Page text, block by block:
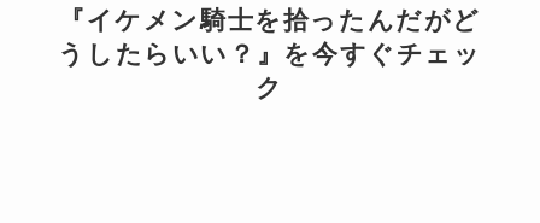
『イケメン騎士を拾ったんだがど
うしたらいい？』を今すぐチェッ
ク